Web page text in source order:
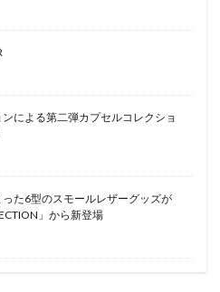
による第二弾カプセルコレクショ
た6型のスモールレザーグッズが
」から新登場